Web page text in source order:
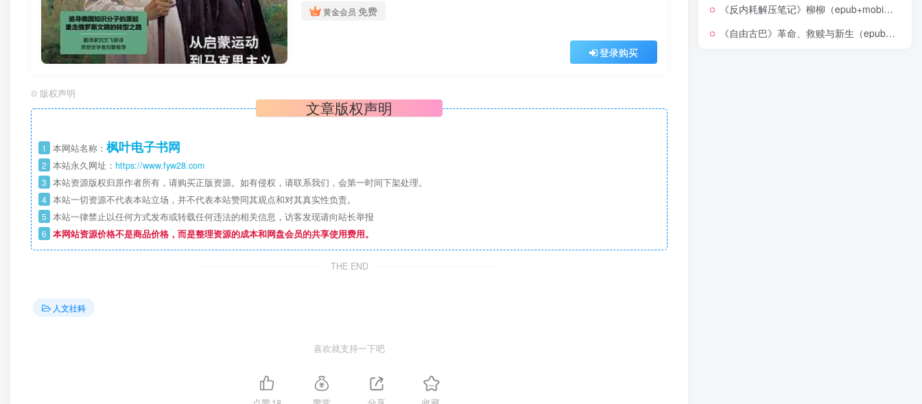
黄金会员 免费
登录购买
© 版权声明
文章版权声明
1 本网站名称： 枫叶电子书网
2 本站永久网址： https://www.fyw28.com
3 本站资源版权归原作者所有，请购买正版资源。如有侵权，请联系我们，会第一时间下架处理。
4 本站一切资源不代表本站立场，并不代表本站赞同其观点和对其真实性负责。
5 本站一律禁止以任何方式发布或转载任何违法的相关信息，访客发现请向站长举报
6 本网站资源价格不是商品价格，而是整理资源的成本和网盘会员的共享使用费用。
THE END
人文社科
喜欢就支持一下吧
《反内耗解压笔记》柳柳（epub+mobi+azw3+pdf）
《自由古巴》革命、救赎与新生（epub+mobi+azw3+pdf）